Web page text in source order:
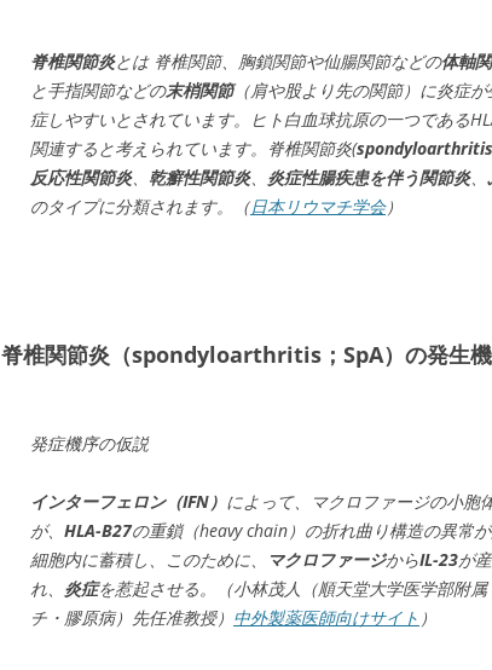
脊椎関節炎とは 脊椎関節、胸鎖関節や仙腸関節などの体軸
と手指関節などの末梢関節（肩や股より先の関節）に炎症
症しやすいとされています。ヒト白血球抗原の一つである
関連すると考えられています。脊椎関節炎(spondyloarthritis
反応性関節炎、 乾癬性関節炎、 炎症性腸疾患を伴う関節炎、
のタイプに分類されます。（日本リウマチ学会）
脊椎関節炎（spondyloarthritis；SpA）の発生
発症機序の仮説
インターフェロン（IFN） によって、マクロファージの小胞
が、 HLA-B27の重鎖（heavy chain）の折れ曲り構造の異常
細胞内に蓄積し、このために、
マクロファージからIL-23が
れ、 炎症を惹起させる。（小林茂人（順天堂大学医学部附
チ・膠原病）先任准教授） 中外製薬医師向けサイト ）